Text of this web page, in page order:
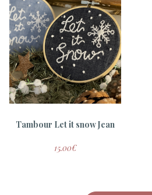
Tambour Let it snow Jean
15.00€